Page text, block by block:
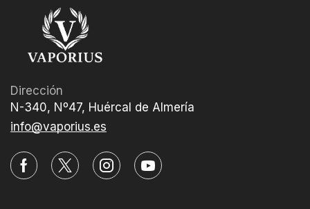
Dirección
N-340, Nº47, Huércal de Almería
info@vaporius.es